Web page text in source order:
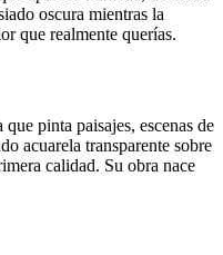
oscura mientras la
que realmente querías.
pinta paisajes, escenas de
acuarela transparente sobre
calidad. Su obra nace